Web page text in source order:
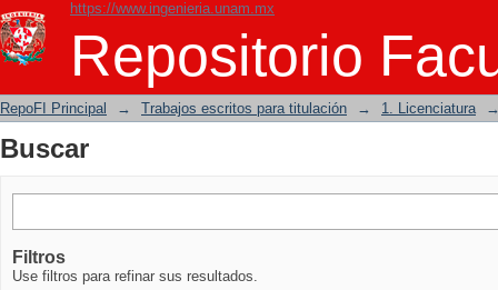
https://www.ingenieria.unam.mx
Repositorio
Buscar
RepoFI Principal → Trabajos escritos para titulación → 1. Licenciatura
Buscar
Filtros
Use filtros para refinar sus resultados.